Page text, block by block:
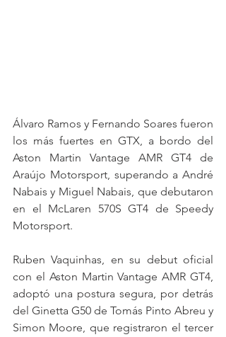
Álvaro Ramos y Fernando Soares fueron
los más fuertes en GTX, a bordo del
Aston Martin Vantage AMR GT4 de
Araújo Motorsport, superando a André
Nabais y Miguel Nabais, que debutaron
en el McLaren 570S GT4 de Speedy
Motorsport.
Ruben Vaquinhas, en su debut oficial
con el Aston Martin Vantage AMR GT4,
adoptó una postura segura, por detrás
del Ginetta G50 de Tomás Pinto Abreu y
Simon Moore, que registraron el tercer